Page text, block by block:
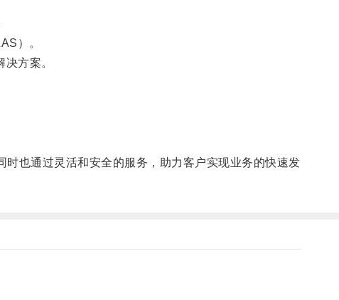
）。
方案。
也通过灵活和安全的服务，助力客户实现业务的快速发